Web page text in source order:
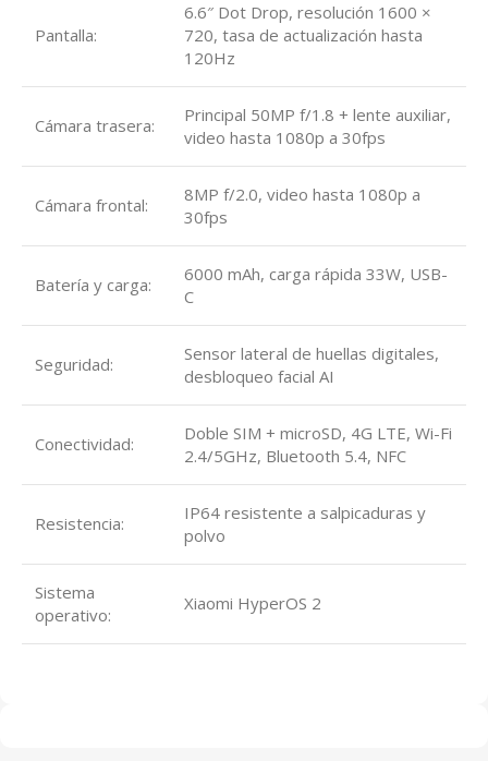
Pantalla:
6.6″ Dot Drop, resolución 1600 ×
720, tasa de actualización hasta
120Hz
Cámara trasera:
Principal 50MP f/1.8 + lente auxiliar,
video hasta 1080p a 30fps
Cámara frontal:
8MP f/2.0, video hasta 1080p a
30fps
Batería y carga:
6000 mAh, carga rápida 33W, USB-
C
Seguridad:
Sensor lateral de huellas digitales,
desbloqueo facial AI
Conectividad:
Doble SIM + microSD, 4G LTE, Wi-Fi
2.4/5GHz, Bluetooth 5.4, NFC
Resistencia:
IP64 resistente a salpicaduras y
polvo
Sistema
operativo:
Xiaomi HyperOS 2